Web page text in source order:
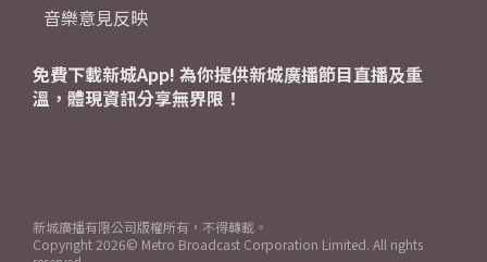
音樂意見反映
免費下載新城App! 為你提供新城廣播節目直播及重
溫，體現資訊分享無界限！
新城廣播有限公司版權所有，不得轉載。
Copyright 2026© Metro Broadcast Corporation Limited. All rights